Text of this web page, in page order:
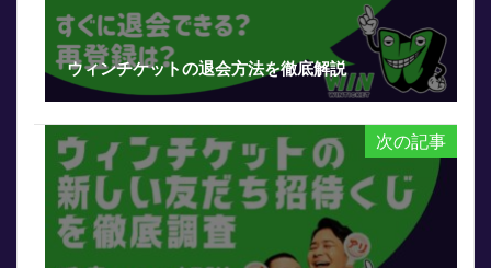
ウィンチケットの退会方法を徹底解説
次の記事